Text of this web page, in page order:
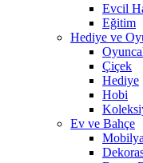
Evcil
Eğitim
Hediye ve
Çiçek
Hediye
Hobi
Ev ve Bahçe
Mobilya